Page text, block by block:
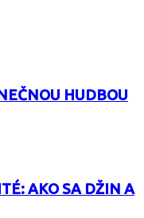
HUDBOU
AKO SA DŽIN A